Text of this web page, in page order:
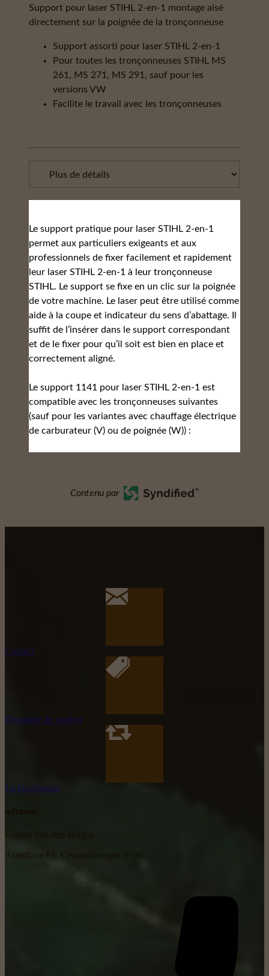
Support pour laser STIHL 2-en-1 montage aisé
directement sur la poignée de la tronçonneuse
Support assorti pour laser STIHL 2-en-1
Pour toutes les tronçonneuses STIHL MS
261, MS 271, MS 291, sauf pour les
versions VW
Facilite le travail avec les tronçonneuses
Le support pratique pour laser STIHL 2-en-1
permet aux particuliers exigeants et aux
professionnels de fixer facilement et rapidement
leur laser STIHL 2-en-1 à leur tronçonneuse
STIHL. Le support se fixe en un clic sur la poignée
de votre machine. Le laser peut être utilisé comme
aide à la coupe et indicateur du sens d’abattage. Il
suffit de l’insérer dans le support correspondant
et de le fixer pour qu’il soit est bien en place et
correctement aligné.
Le support 1141 pour laser STIHL 2-en-1 est
compatible avec les tronçonneuses suivantes
(sauf pour les variantes avec chauffage électrique
de carburateur (V) ou de poignée (W)) :
Contenu par
Contact
Demande de produit
La localisation
Astridlaan 61, Geraardsbergen 9500